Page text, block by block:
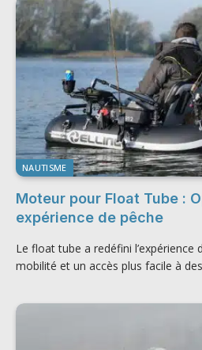
NAUTISME
Moteur pour Float Tube :
expérience de pêche
Le float tube a redéfini l’expérience
mobilité et un accès plus facile à